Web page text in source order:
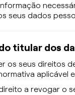
seus dados
titular dos
os seus direitos
aplicável
a revogar o